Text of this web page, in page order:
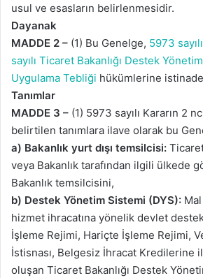
usul ve esasların belirlenmesidir.
Dayanak
MADDE 2 – (1) Bu Genelge, 5973
sayılı Ticaret Bakanlığı Destek
Uygulama Tebliği hükümlerine
Tanımlar
MADDE 3 – (1) 5973 sayılı Kararın 2
belirtilen tanımlara ilave olarak bu
a) Bakanlık yurt dışı temsilcisi:
veya Bakanlık tarafından ilgili ülkede
Bakanlık temsilcisini,
b) Destek Yönetim Sistemi (DYS):
hizmet ihracatına yönelik devlet
İşleme Rejimi, Hariçte İşleme Rejimi,
İstisnası, Belgesiz İhracat Kredilerine
oluşan Ticaret Bakanlığı Destek